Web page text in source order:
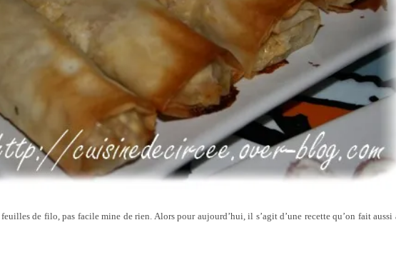
de filo, pas facile mine de rien. Alors pour aujourd’hui, il s’agit d’une recette qu’on fait aussi